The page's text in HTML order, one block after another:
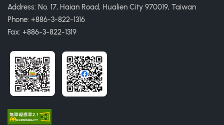
Address: No. 17, Haian Road, Hualien City 970019, Taiwan
Phone: +886-3-822-1316
Fax: +886-3-822-1319